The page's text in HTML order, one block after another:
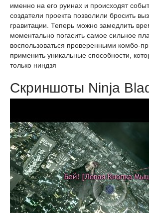
именно на его руинах и происходят
создатели проекта позволили бросить
гравитации. Теперь можно замедлить
моментально погасить самое сильное
воспользоваться проверенными комбо-
применить уникальные способности,
только ниндзя
Скриншоты Ninja